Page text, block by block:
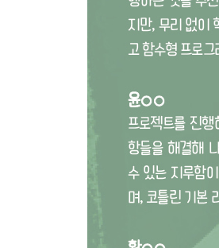
챌린지: 게임 세계 지도
챌린지: 종을 치기 ......
CHAPTER 16 인터페이
인터페이스 정의하기
인터페이스 구현하기 ......
기본 구현 ...... 305
추상 클래스 ...... 306
NyetHack의 전투 기능
CHAPTER 17 제네릭 315